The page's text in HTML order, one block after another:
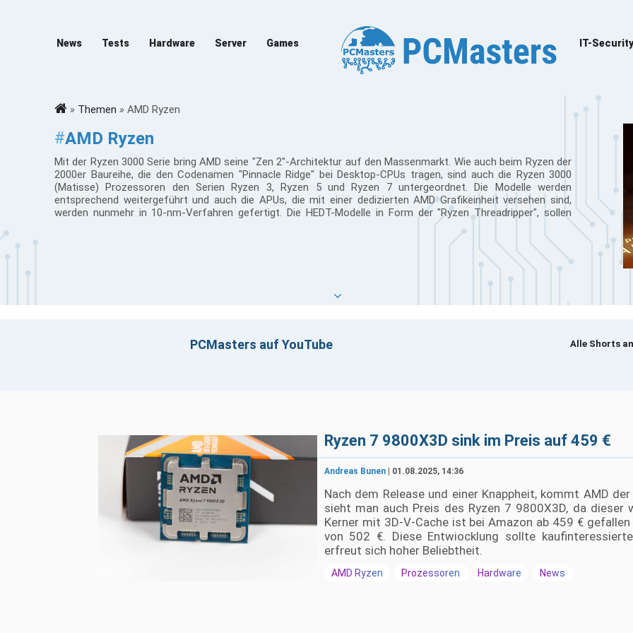
News Tests Hardware Server Games IT-Security
» Themen » AMD Ryzen
#AMD Ryzen
Mit der Ryzen 3000 Serie bring AMD seine "Zen 2"-Architektur auf den Massenmarkt. Wie auch beim Ryzen der
2000er Baureihe, die den Codenamen "Pinnacle Ridge" bei Desktop-CPUs tragen, sind auch die Ryzen 3000
(Matisse) Prozessoren den Serien Ryzen 3, Ryzen 5 und Ryzen 7 untergeordnet. Die Modelle werden
entsprechend weitergeführt und auch die APUs, die mit einer dedizierten AMD Grafikeinheit versehen sind,
werden nunmehr in 10-nm-Verfahren gefertigt. Die HEDT-Modelle in Form der "Ryzen Threadripper", sollen
ebenfalls aktualisiert werden. Desktopmodelle nutzen weiterhin den Sockel AM4 und auch die
Abwärtskompatibilität zu Mainboards mit den Chipsätzen B350, X370, B450 und X470 wird gewährleistet. Als
Ryzen 7 3700
Ryzen 7 PRO 3700X
Ryzen 7 3700X
Ryzen 7 3800X
Ryzen 7 3900X
High-end desktop (HEDT)
Ryzen Threadripper 3920X
Ryzen Threadripper 3950X
PCMasters auf YouTube Alle Shorts
Klicken zum Laden · Erst beim Klick werden YouTube-Cookies gesetzt
Ryzen 7 9800X3D sink im Preis auf 459 €
Andreas Bunen| 01.08.2025, 14:36
Nach dem Release und einer Knappheit, kommt AMD
sieht man auch Preis des Ryzen 7 9800X3D, da
Kerner mit 3D-V-Cache ist bei Amazon ab 459 €
von 502 €. Diese Entwiocklung sollte
erfreut sich hoher Beliebtheit.
AMD Ryzen Prozessoren Hardware News